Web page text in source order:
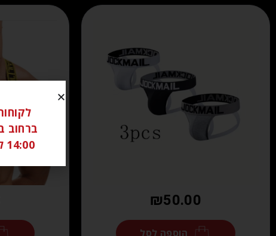
₪50.00
הוספה לסל
14:00 ל 18:00 שבת סגור יש לתאם מראש בוואטצאפ 058-6306262